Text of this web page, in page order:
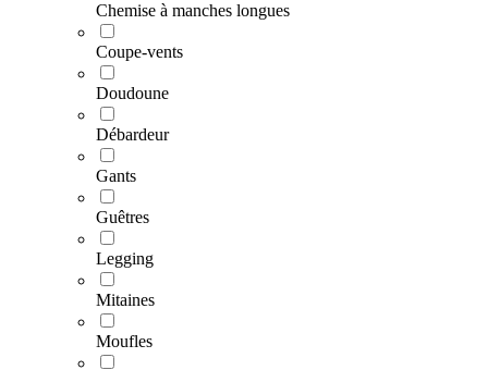
Chemise à manches longues
Coupe-vents
Doudoune
Débardeur
Gants
Guêtres
Legging
Mitaines
Moufles